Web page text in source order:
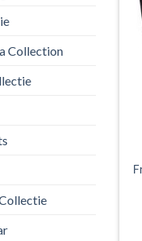
Collection